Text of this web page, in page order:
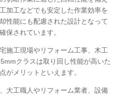
加工などでも安定した作業効率を
性能にも配慮された設計となって
保されています。
施工現場やリフォーム工事、木工
クラスは取り回し性能が高いた
がメリットといえます。
大工職人やリフォーム業者、設備